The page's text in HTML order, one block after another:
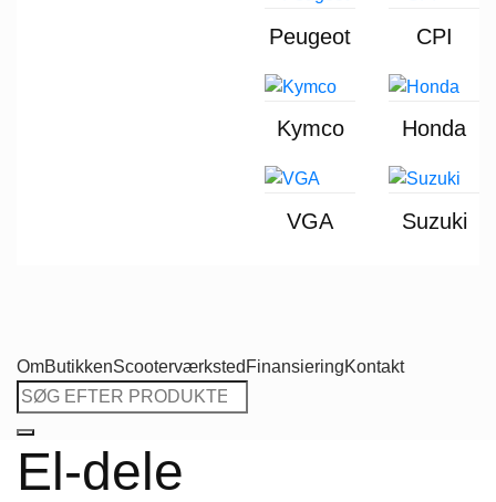
Peugeot CPI
Kymco Honda
VGA Suzuki
OmButikkenScooterværksted FinansieringKontakt
Søg
efter:
El-dele